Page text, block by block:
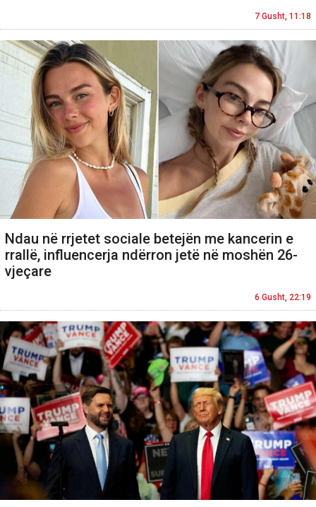
7 Gusht, 11:18
Ndau në rrjetet sociale betejën me kancerin e
rrallë, influencerja ndërron jetë në moshën 26-
vjeçare
6 Gusht, 22:19